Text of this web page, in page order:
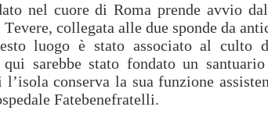
nel cuore di Roma prende avvio
collegata alle due sponde da
luogo è stato associato al culto
sarebbe stato fondato un
conserva la sua funzione
Fatebenefratelli.